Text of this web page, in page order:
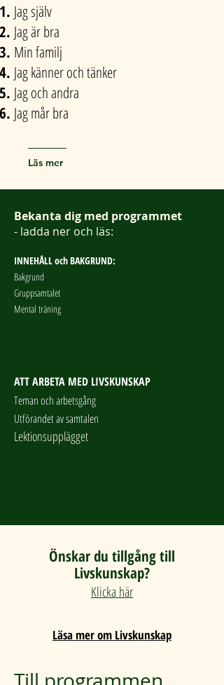
Jag själv
Jag är bra
Min familj
Jag känner och tänker
Jag och andra
Jag mår bra
Läs mer
Bekanta dig med programmet
- ladda ner och läs:
INNEHÅLL och BAKGRUND:
Bakgrund
Gruppsamtalet
Mental träning
ATT ARBETA MED LIVSKUNSKAP
Teman och arbetsgång
Utförandet av samtalen
Lektionsupplägget
Önskar du tillgång till
Livskunskap?
Klicka här
Läsa mer om Livskunskap